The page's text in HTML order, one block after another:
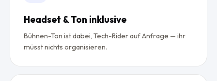
Headset & Ton inklusive
Bühnen-Ton ist dabei, Tech-Rider auf Anfrage — ihr
müsst nichts organisieren.